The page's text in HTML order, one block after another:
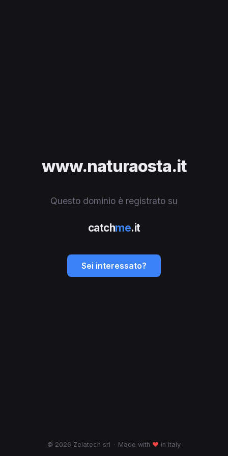
www.naturaosta.it
Questo dominio è registrato su
catchme.it
Sei interessato?
© 2026 Zelatech srl · Made with ♥ in Italy